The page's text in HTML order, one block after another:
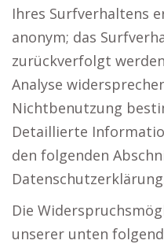
Ihres Surfverhaltens
anonym; das
zurückverfolgt
Analyse
Nichtbenutzung
Detaillierte
den folgenden
Die
unserer unten